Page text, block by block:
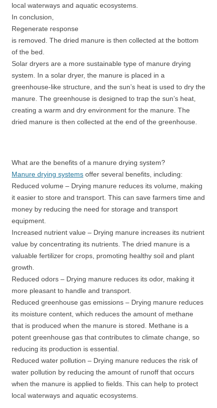
local waterways and aquatic ecosystems.
In conclusion,
Regenerate response
is removed. The dried manure is then collected at the bottom
of the bed.
Solar dryers are a more sustainable type of manure drying
system. In a solar dryer, the manure is placed in a
greenhouse-like structure, and the sun’s heat is used to dry the
manure. The greenhouse is designed to trap the sun’s heat,
creating a warm and dry environment for the manure. The
dried manure is then collected at the end of the greenhouse.
What are the benefits of a manure drying system?
Manure drying systems offer several benefits, including:
Reduced volume – Drying manure reduces its volume, making
it easier to store and transport. This can save farmers time and
money by reducing the need for storage and transport
equipment.
Increased nutrient value – Drying manure increases its nutrient
value by concentrating its nutrients. The dried manure is a
valuable fertilizer for crops, promoting healthy soil and plant
growth.
Reduced odors – Drying manure reduces its odor, making it
more pleasant to handle and transport.
Reduced greenhouse gas emissions – Drying manure reduces
its moisture content, which reduces the amount of methane
that is produced when the manure is stored. Methane is a
potent greenhouse gas that contributes to climate change, so
reducing its production is essential.
Reduced water pollution – Drying manure reduces the risk of
water pollution by reducing the amount of runoff that occurs
when the manure is applied to fields. This can help to protect
local waterways and aquatic ecosystems.